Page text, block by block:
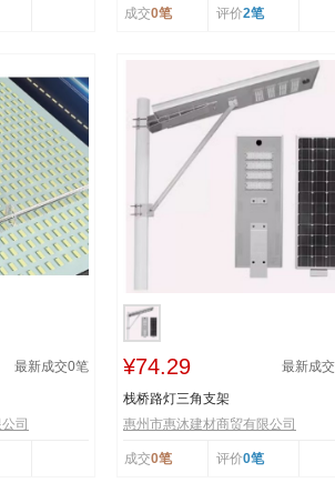
成交0笔 评价2笔
最新成交0笔
司
¥74.29 最新成交
栈桥路灯三角支架
惠州市惠沐建材商贸有限公司
成交0笔 评价0笔